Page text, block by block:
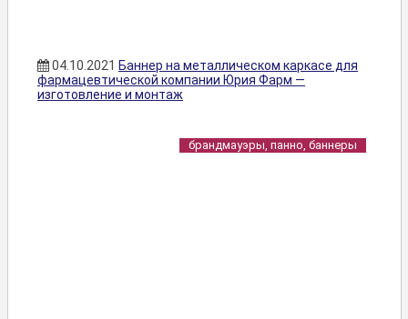
04.10.2021 Баннер на металлическом каркасе для
фармацевтической компании Юрия Фарм —
изготовление и монтаж
брандмауэры, панно, баннеры